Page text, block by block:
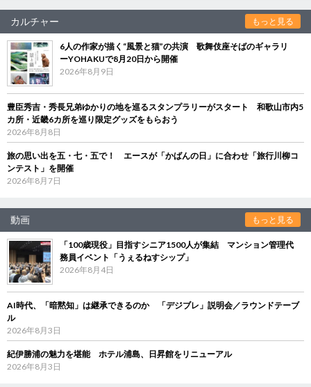
カルチャー もっと見る
6人の作家が描く“風景と猫”の共演 歌舞伎座そばのギャラリ
ーYOHAKUで8月20日から開催
2026年8月9日
豊臣秀吉・秀長兄弟ゆかりの地を巡るスタンプラリーがスタート 和歌山市内5
カ所・近畿6カ所を巡り限定グッズをもらおう
2026年8月8日
旅の思い出を五・七・五で！ エースが「かばんの日」に合わせ「旅行川柳コ
ンテスト」を開催
2026年8月7日
動画 もっと見る
「100歳現役」目指すシニア1500人が集結 マンション管理代
務員イベント「うぇるねすシップ」
2026年8月4日
AI時代、「暗黙知」は継承できるのか 「デジブレ」説明会／ラウンドテーブ
ル
2026年8月3日
紀伊勝浦の魅力を堪能 ホテル浦島、日昇館をリニューアル
2026年8月3日